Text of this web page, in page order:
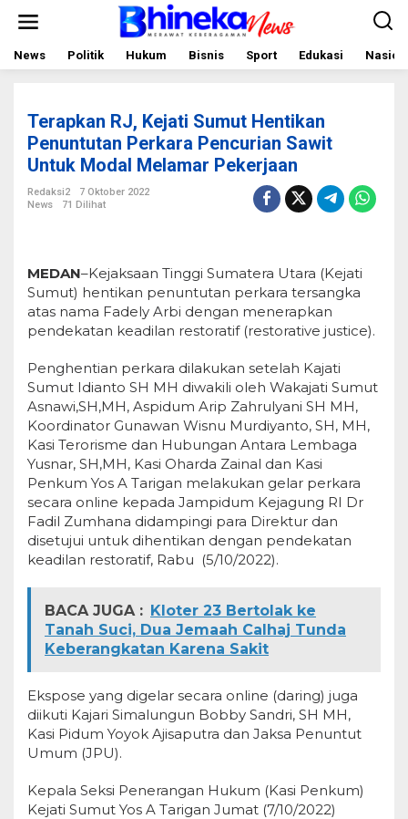
News Politik Hukum Bisnis Sport Edukasi
Terapkan RJ, Kejati Sumut Hentikan
Penuntutan Perkara Pencurian Sawit
Untuk Modal Melamar Pekerjaan
Redaksi2
7 Oktober 2022
News
71 Dilihat
MEDAN–Kejaksaan Tinggi Sumatera Utara (Kejati
Sumut) hentikan penuntutan perkara tersangka
atas nama Fadely Arbi dengan menerapkan
pendekatan keadilan restoratif (restorative justice).
Penghentian perkara dilakukan setelah Kajati
Sumut Idianto SH MH diwakili oleh Wakajati Sumut
Asnawi,SH,MH, Aspidum Arip Zahrulyani SH MH,
Koordinator Gunawan Wisnu Murdiyanto, SH, MH,
Kasi Terorisme dan Hubungan Antara Lembaga
Yusnar, SH,MH, Kasi Oharda Zainal dan Kasi
Penkum Yos A Tarigan melakukan gelar perkara
secara online kepada Jampidum Kejagung RI Dr
Fadil Zumhana didampingi para Direktur dan
disetujui untuk dihentikan dengan pendekatan
keadilan restoratif, Rabu (5/10/2022).
BACA JUGA : Kloter 23 Bertolak ke
Tanah Suci, Dua Jemaah Calhaj Tunda
Keberangkatan Karena Sakit
Ekspose yang digelar secara online (daring) juga
diikuti Kajari Simalungun Bobby Sandri, SH MH,
Kasi Pidum Yoyok Ajisaputra dan Jaksa Penuntut
Umum (JPU).
Kepala Seksi Penerangan Hukum (Kasi Penkum)
Kejati Sumut Yos A Tarigan Jumat (7/10/2022)